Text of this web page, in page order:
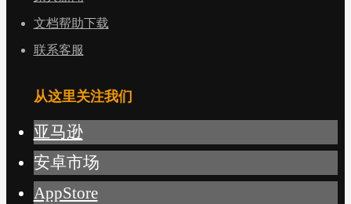
文档帮助下载
联系客服
从这里关注我们
亚马逊
安卓市场
AppStore